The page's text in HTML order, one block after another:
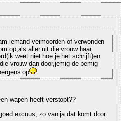
iemand vermoorden of verwonden
op,als aller uit die vrouw haar
weet niet hoe je het schrijft)en
vrouw dan door,jemig de pemig
op
wapen heeft verstopt??
excuus, zo van ja dat komt door